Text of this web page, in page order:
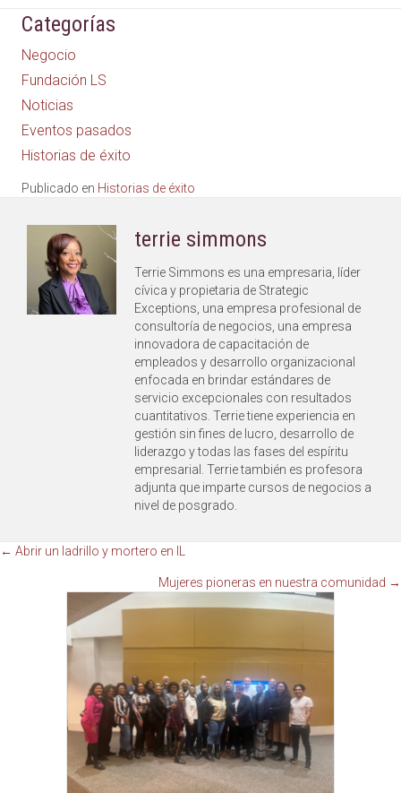
Categorías
Negocio
Fundación LS
Noticias
Eventos pasados
Historias de éxito
Publicado en Historias de éxito
terrie simmons
Terrie Simmons es una empresaria, líder
cívica y propietaria de Strategic
Exceptions, una empresa profesional de
consultoría de negocios, una empresa
innovadora de capacitación de
empleados y desarrollo organizacional
enfocada en brindar estándares de
servicio excepcionales con resultados
cuantitativos. Terrie tiene experiencia en
gestión sin fines de lucro, desarrollo de
liderazgo y todas las fases del espíritu
empresarial. Terrie también es profesora
adjunta que imparte cursos de negocios a
nivel de posgrado.
Navegación
publicaciones
← Abrir un ladrillo y mortero en IL
Mujeres pioneras en nuestra comunidad →